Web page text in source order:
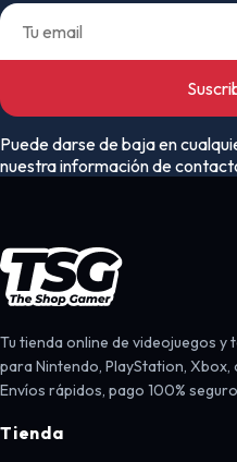
Puede darse de baja en
nuestra información de
Tu tienda online de videojuegos
para Nintendo, PlayStation,
Envíos rápidos, pago 100%
Tienda